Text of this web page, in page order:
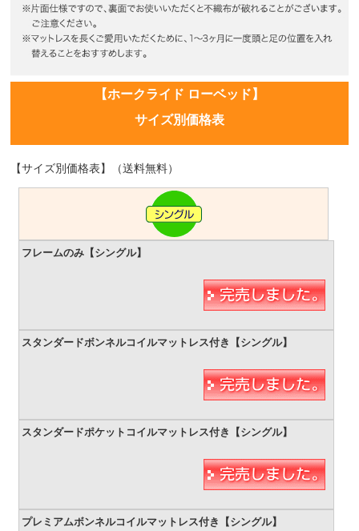
【ホークライド ローベッド】
サイズ別価格表
【サイズ別価格表】（送料無料）